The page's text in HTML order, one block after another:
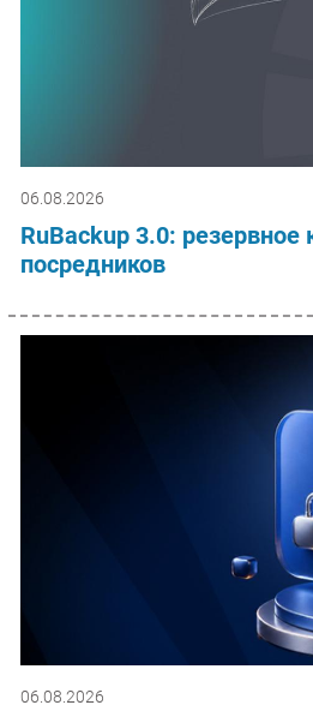
06.08.2026
RuBackup 3.0: резервное
посредников
06.08.2026